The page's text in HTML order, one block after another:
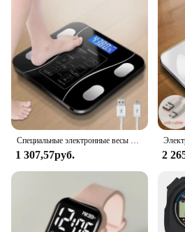
Typical Adaptive Scenario:
kitchens, offices, or laboratories
Shape or Size or Weight or
portable, designed for easy
Performance and Property:
accurate weight measurements
Features:
|Vendors|
**Precision and Style**
The Watchers Book Напольные
any ordinary set of scales; they
functionality and
durable metal and glass, these
modern design that
Специальные электронные весы для контроля тела и потери жира, интеллектуальный режим, весы для жира в организме Bluetooth, домашние весы, ультраточные
1 307,57руб. 2